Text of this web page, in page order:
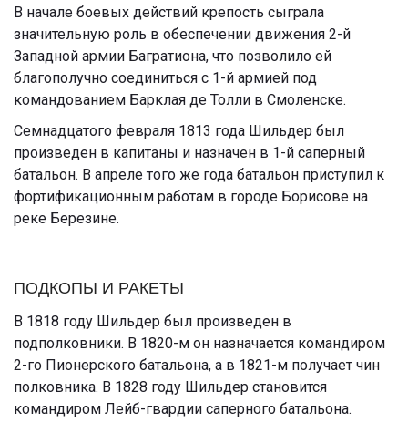
В начале боевых действий крепость сыграла
значительную роль в обеспечении движения 2-й
Западной армии Багратиона, что позволило ей
благополучно соединиться с 1-й армией под
командованием Барклая де Толли в Смоленске.
Семнадцатого февраля 1813 года Шильдер был
произведен в капитаны и назначен в 1-й саперный
батальон. В апреле того же года батальон приступил к
фортификационным работам в городе Борисове на
реке Березине.
ПОДКОПЫ И РАКЕТЫ
В 1818 году Шильдер был произведен в
подполковники. В 1820-м он назначается командиром
2-го Пионерского батальона, а в 1821-м получает чин
полковника. В 1828 году Шильдер становится
командиром Лейб-гвардии саперного батальона.